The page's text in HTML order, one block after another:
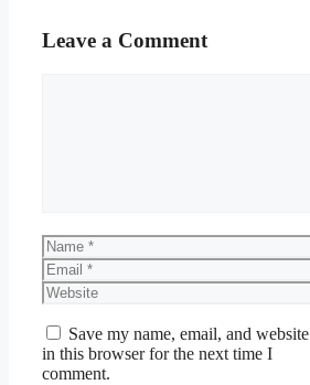
Leave a Comment
Name
Email
Website
Save my name, email, and website
in this browser for the next time I
comment.